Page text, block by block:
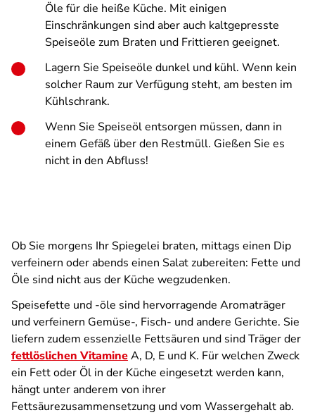
Öle für die heiße Küche. Mit einigen
Einschränkungen sind aber auch kaltgepresste
Speiseöle zum Braten und Frittieren geeignet.
Lagern Sie Speiseöle dunkel und kühl. Wenn kein
solcher Raum zur Verfügung steht, am besten im
Kühlschrank.
Wenn Sie Speiseöl entsorgen müssen, dann in
einem Gefäß über den Restmüll. Gießen Sie es
nicht in den Abfluss!
Ob Sie morgens Ihr Spiegelei braten, mittags einen Dip
verfeinern oder abends einen Salat zubereiten: Fette und
Öle sind nicht aus der Küche wegzudenken.
Speisefette und -öle sind hervorragende Aromaträger
und verfeinern Gemüse-, Fisch- und andere Gerichte. Sie
liefern zudem essenzielle Fettsäuren und sind Träger der
fettlöslichen VitamineA, D, E und K. Für welchen Zweck
ein Fett oder Öl in der Küche eingesetzt werden kann,
hängt unter anderem von ihrer
Fettsäurezusammensetzung und vom Wassergehalt ab.